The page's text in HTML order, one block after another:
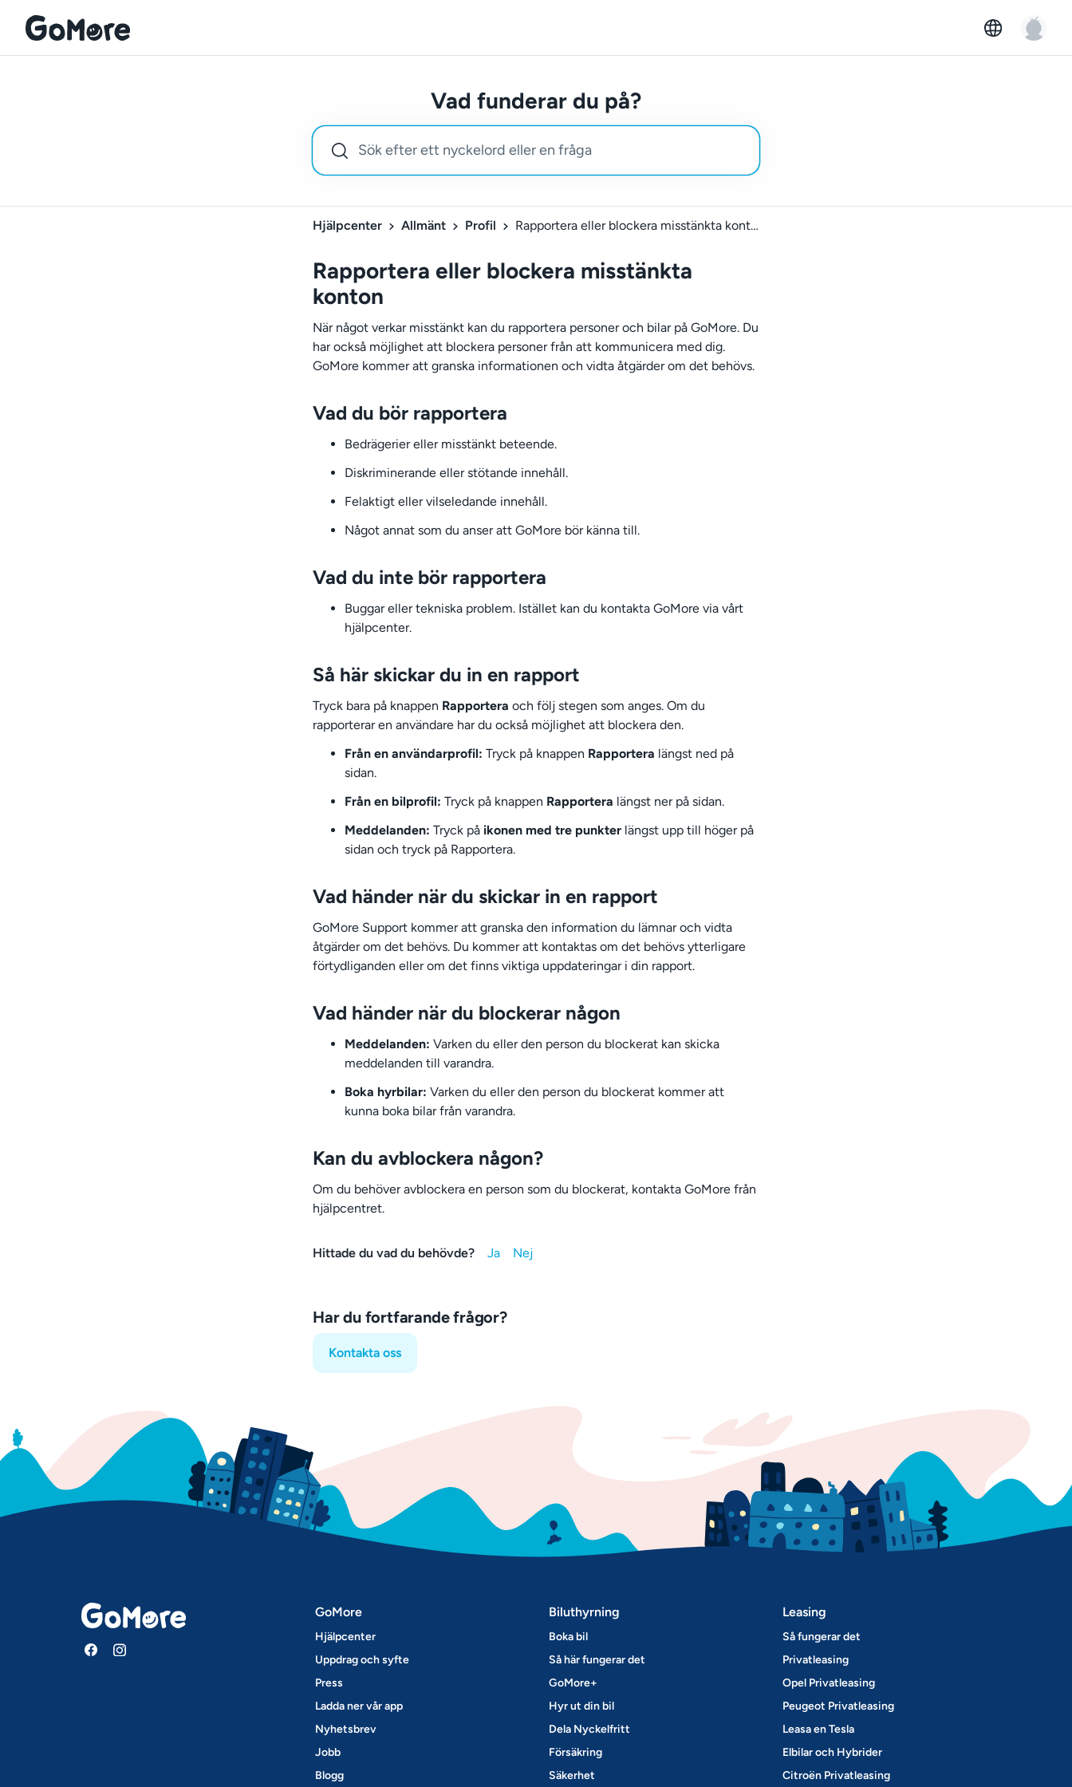
Vad funderar du på?
Hjälpcenter Allmänt Profil Rapportera eller blockera misstänkta konton
Rapportera eller blockera misstänkta
konton
När något verkar misstänkt kan du rapportera personer och bilar på GoMore. Du
har också möjlighet att blockera personer från att kommunicera med dig.
GoMore kommer att granska informationen och vidta åtgärder om det behövs.
Vad du bör rapportera
Bedrägerier eller misstänkt beteende.
Diskriminerande eller stötande innehåll.
Felaktigt eller vilseledande innehåll.
Något annat som du anser att GoMore bör känna till.
Vad du inte bör rapportera
Buggar eller tekniska problem. Istället kan du kontakta GoMore via vårt
hjälpcenter.
Så här skickar du in en rapport
Tryck bara på knappen Rapportera och följ stegen som anges. Om du
rapporterar en användare har du också möjlighet att blockera den.
Från en användarprofil: Tryck på knappen Rapportera längst ned på
sidan.
Från en bilprofil: Tryck på knappen Rapportera längst ner på sidan.
Meddelanden: Tryck på ikonen med tre punkter längst upp till höger på
sidan och tryck på Rapportera.
Vad händer när du skickar in en rapport
GoMore Support kommer att granska den information du lämnar och vidta
åtgärder om det behövs. Du kommer att kontaktas om det behövs ytterligare
förtydliganden eller om det finns viktiga uppdateringar i din rapport.
Vad händer när du blockerar någon
Meddelanden: Varken du eller den person du blockerat kan skicka
meddelanden till varandra.
Boka hyrbilar: Varken du eller den person du blockerat kommer att
kunna boka bilar från varandra.
Kan du avblockera någon?
Om du behöver avblockera en person som du blockerat, kontakta GoMore från
hjälpcentret.
Hittade du vad du behövde?
Har du fortfarande frågor?
Kontakta oss
GoMore
Hjälpcenter
Uppdrag och syfte
Press
Ladda ner vår app
Nyhetsbrev
Jobb
Blogg
Biluthyrning
Boka bil
Så här fungerar det
GoMore+
Hyr ut din bil
Dela Nyckelfritt
Försäkring
Säkerhet
Leasing
Så fungerar det
Privatleasing
Opel Privatleasing
Peugeot Privatleasing
Leasa en Tesla
Elbilar och Hybrider
Citroën Privatleasing